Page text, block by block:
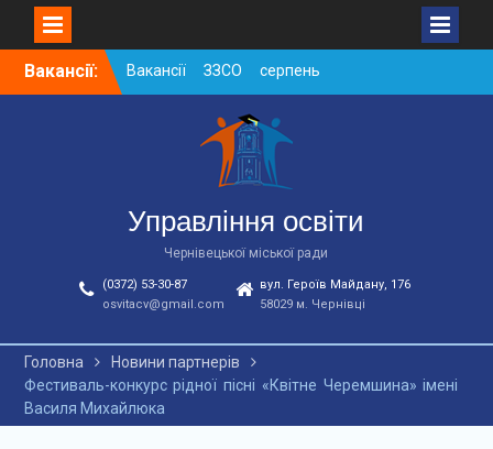
SkipВакансії:
Вакансії ЗЗСО серпень
2026
Вакансії ЗЗСО червень
Вакансії у ЗДО та
дошкільних підрозділах
ЗЗСО станом на
01.08.2026 р.
Управління освіти
Чернівецької міської ради
(0372) 53-30-87
osvitacv@gmail.com
вул. Героїв Майдану, 176
58029 м. Чернівці
Головна
Новини партнерів
Фестиваль-конкурс рідної пісні «Квітне Черемшина» імені
Василя Михайлюка